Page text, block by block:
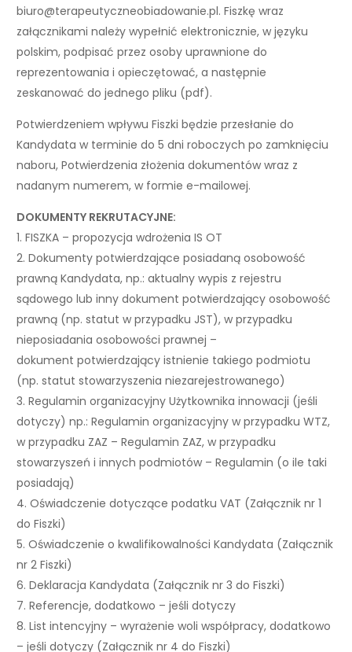
biuro@terapeutyczneobiadowanie.pl. Fiszkę wraz
załącznikami należy wypełnić elektronicznie, w języku
polskim, podpisać przez osoby uprawnione do
reprezentowania i opieczętować, a następnie
zeskanować do jednego pliku (pdf).
Potwierdzeniem wpływu Fiszki będzie przesłanie do
Kandydata w terminie do 5 dni roboczych po zamknięciu
naboru, Potwierdzenia złożenia dokumentów wraz z
nadanym numerem, w formie e-mailowej.
DOKUMENTY REKRUTACYJNE:
1. FISZKA – propozycja wdrożenia IS OT
2. Dokumenty potwierdzające posiadaną osobowość
prawną Kandydata, np.: aktualny wypis z rejestru
sądowego lub inny dokument potwierdzający osobowość
prawną (np. statut w przypadku JST), w przypadku
nieposiadania osobowości prawnej –
dokument potwierdzający istnienie takiego podmiotu
(np. statut stowarzyszenia niezarejestrowanego)
3. Regulamin organizacyjny Użytkownika innowacji (jeśli
dotyczy) np.: Regulamin organizacyjny w przypadku WTZ,
w przypadku ZAZ – Regulamin ZAZ, w przypadku
stowarzyszeń i innych podmiotów – Regulamin (o ile taki
posiadają)
4. Oświadczenie dotyczące podatku VAT (Załącznik nr 1
do Fiszki)
5. Oświadczenie o kwalifikowalności Kandydata (Załącznik
nr 2 Fiszki)
6. Deklaracja Kandydata (Załącznik nr 3 do Fiszki)
7. Referencje, dodatkowo – jeśli dotyczy
8. List intencyjny – wyrażenie woli współpracy, dodatkowo
– jeśli dotyczy (Załącznik nr 4 do Fiszki)